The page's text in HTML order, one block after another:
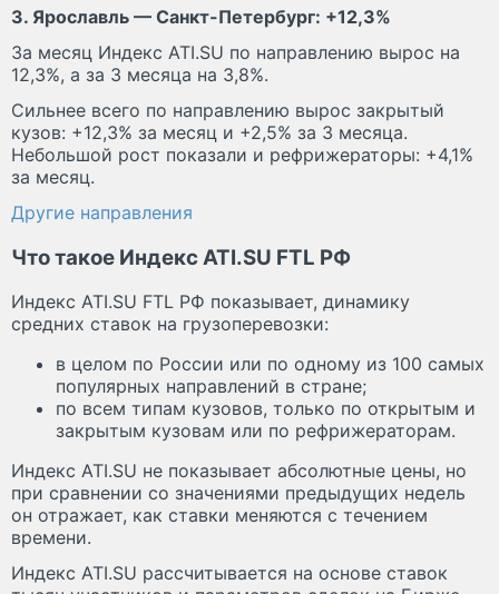
3. Ярославль — Санкт-Петербург: +12,3%
За месяц Индекс ATI.SU по направлению вырос на
12,3%, а за 3 месяца на 3,8%.
Сильнее всего по направлению вырос закрытый
кузов: +12,3% за месяц и +2,5% за 3 месяца.
Небольшой рост показали и рефрижераторы: +4,1%
за месяц.
Другие направления
Что такое Индекс ATI.SU FTL РФ
Индекс ATI.SU FTL РФ показывает, динамику
средних ставок на грузоперевозки:
в целом по России или по одному из 100 самых
популярных направлений в стране;
по всем типам кузовов, только по открытым и
закрытым кузовам или по рефрижераторам.
Индекс ATI.SU не показывает абсолютные цены, но
при сравнении со значениями предыдущих недель
он отражает, как ставки меняются с течением
времени.
Индекс ATI.SU рассчитывается на основе ставок